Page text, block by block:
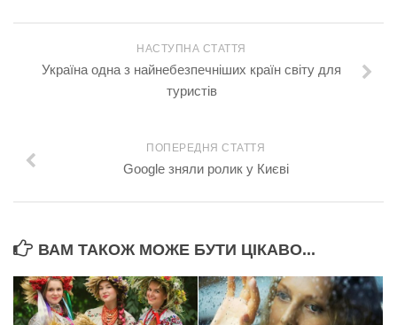
НАСТУПНА СТАТТЯ
Україна одна з найнебезпечніших країн світу для
туристів
ПОПЕРЕДНЯ СТАТТЯ
Google зняли ролик у Києві
ВАМ ТАКОЖ МОЖЕ БУТИ ЦІКАВО...